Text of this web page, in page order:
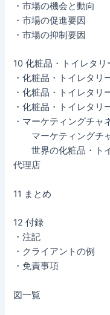
・市場の機会と動向
・市場の促進要因
・市場の抑制要因
10 化粧品・トイレタ
・化粧品・トイレタリ
・化粧品・トイレタリ
・化粧品・トイレタリ
・マーケティングチャ
マーケティングチ
世界の化粧品・トイ
代理店
11 まとめ
12 付録
・注記
・クライアントの例
・免責事項
図一覧